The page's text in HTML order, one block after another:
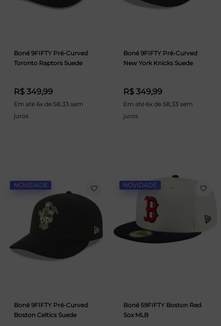
Boné 9FIFTY Pré-Curved
Toronto Raptors Suede
R$ 349,99
Em até 6x de 58,33 sem
juros
Boné 9FIFTY Pré-Curved
New York Knicks Suede
R$ 349,99
Em até 6x de 58,33 sem
juros
NOVIDADE
Boné 9FIFTY Pré-Curved
Boston Celtics Suede
NOVIDADE
Boné 59FIFTY Boston Red
Sox MLB